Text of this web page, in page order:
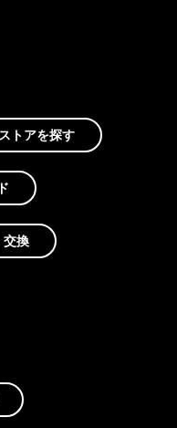
ストアを探す
交換